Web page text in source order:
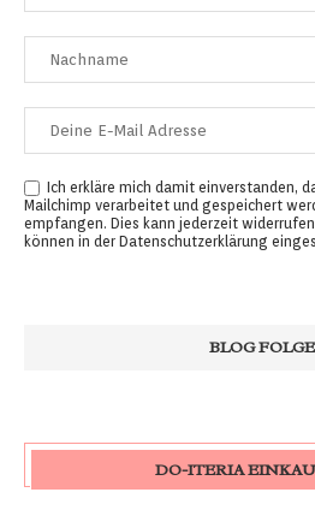
Ich erkläre mich damit einverstanden,
Mailchimp verarbeitet und gespeichert
empfangen. Dies kann jederzeit
können in der Datenschutzerklärung
DO-ITERIA